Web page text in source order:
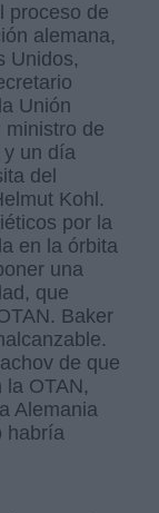
proceso de
alemana,
Unidos,
Unión
ministro de
y un día
del
Kohl.
por la
en la órbita
una
que
Baker
de que
la OTAN,
Alemania
habría